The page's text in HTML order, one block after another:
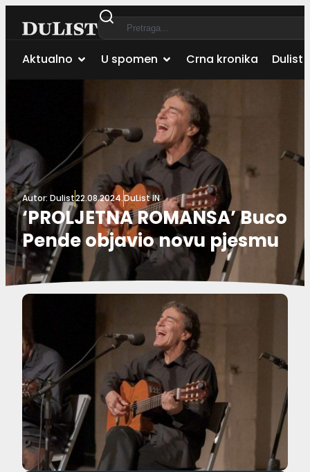
Aktualno U spomen Crna kronika Dulist
Autor: Dulist22.08.2024.DuList IN
‘PROLJETNA ROMANSA’ Buco
Pende objavio novu pjesmu